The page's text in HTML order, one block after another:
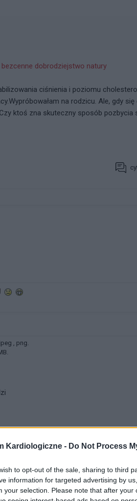
Kardiologiczne - Do Not Process
to opt-out of the sale, sharing to third
information for targeted advertising by
your selection. Please note that after
dobrodziejstwo natury
ciśnienia i poziomu
na rodzicu. Ale, gdy
ktoś zna skuteczny sposób pozbycia
, png.